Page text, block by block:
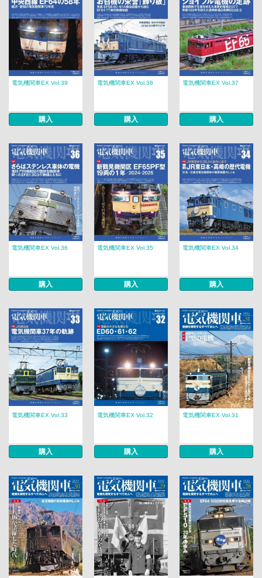
電気機関車EX Vol.39
購入
電気機関車EX Vol.38
購入
電気機関車EX Vol.37
購入
電気機関車EX Vol.36
購入
電気機関車EX Vol.35
購入
電気機関車EX Vol.34
購入
電気機関車EX Vol.33
購入
電気機関車EX Vol.32
購入
電気機関車EX Vol.31
購入